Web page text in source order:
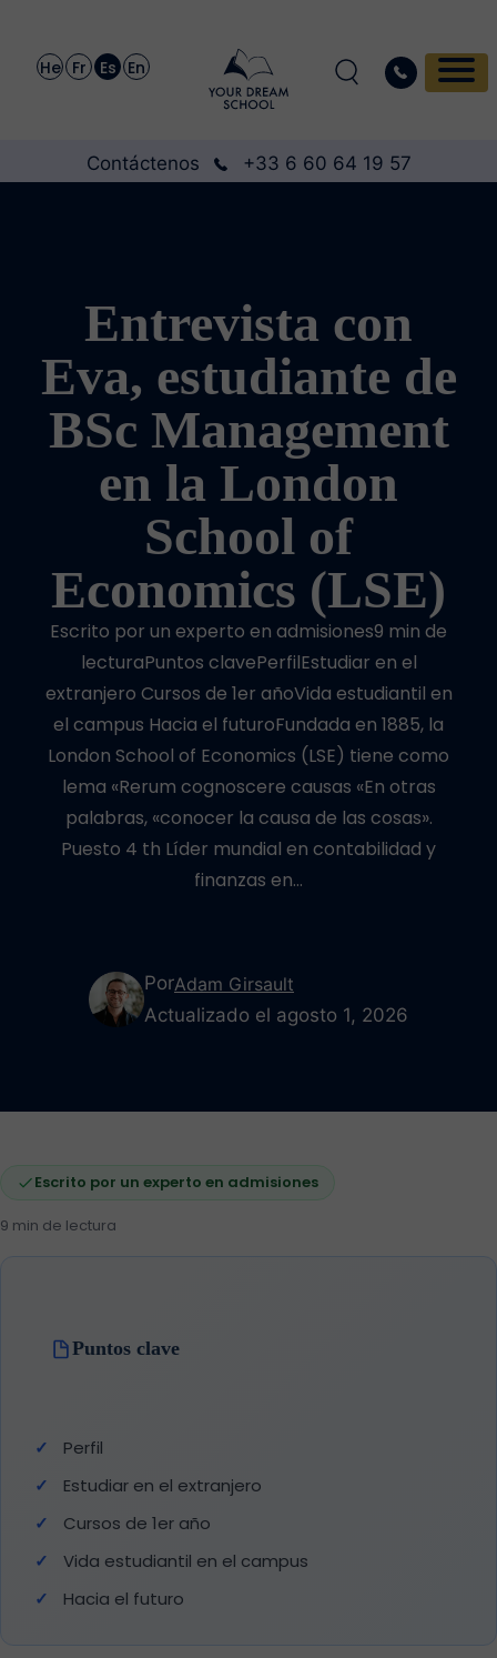
He Fr Es En
Contáctenos +33 6 60 64 19 57
Entrevista con
Eva, estudiante de
BSc Management
en la London
School of
Economics (LSE)
Escrito por un experto en admisiones9 min de
lecturaPuntos clavePerfilEstudiar en el
extranjero Cursos de 1er añoVida estudiantil en
el campus Hacia el futuroFundada en 1885, la
London School of Economics (LSE) tiene como
lema «Rerum cognoscere causas «En otras
palabras, «conocer la causa de las cosas».
Puesto 4 th Líder mundial en contabilidad y
finanzas en…
PorAdam Girsault
Actualizado el agosto 1, 2026
Escrito por un experto en admisiones
9 min de lectura
Puntos clave
Perfil
Estudiar en el extranjero
Cursos de 1er año
Vida estudiantil en el campus
Hacia el futuro